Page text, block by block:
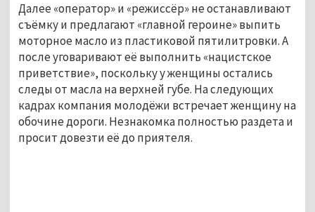
Далее «оператор» и «режиссёр» не останавливают
съёмку и предлагают «главной героине» выпить
моторное масло из пластиковой пятилитровки. А
после уговаривают её выполнить «нацистское
приветствие», поскольку у женщины остались
следы от масла на верхней губе. На следующих
кадрах компания молодёжи встречает женщину на
обочине дороги. Незнакомка полностью раздета и
просит довезти её до приятеля.